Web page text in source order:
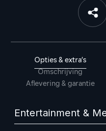
Opties & extra’s
Omschrijving
Aflevering & garantie
Entertainment &